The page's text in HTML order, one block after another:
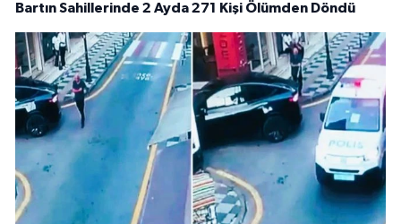
Bartın Sahillerinde 2 Ayda 271 Kişi Ölümden Döndü